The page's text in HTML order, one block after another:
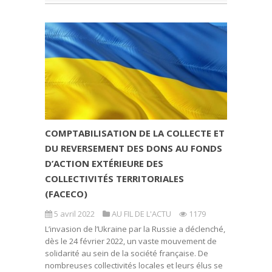
COMPTABILISATION DE LA COLLECTE ET
DU REVERSEMENT DES DONS AU FONDS
D’ACTION EXTÉRIEURE DES
COLLECTIVITÉS TERRITORIALES
(FACECO)
5 avril 2022 AU FIL DE L'ACTU
1179
L’invasion de l’Ukraine par la Russie a déclenché,
dès le 24 février 2022, un vaste mouvement de
solidarité au sein de la société française. De
nombreuses collectivités locales et leurs élus se